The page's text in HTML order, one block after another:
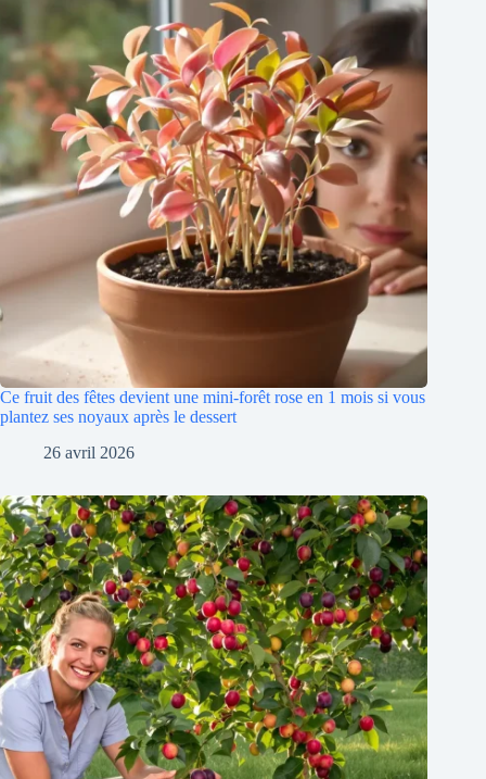
Ce fruit des fêtes devient une mini-forêt rose en 1 mois si vous
plantez ses noyaux après le dessert
26 avril 2026